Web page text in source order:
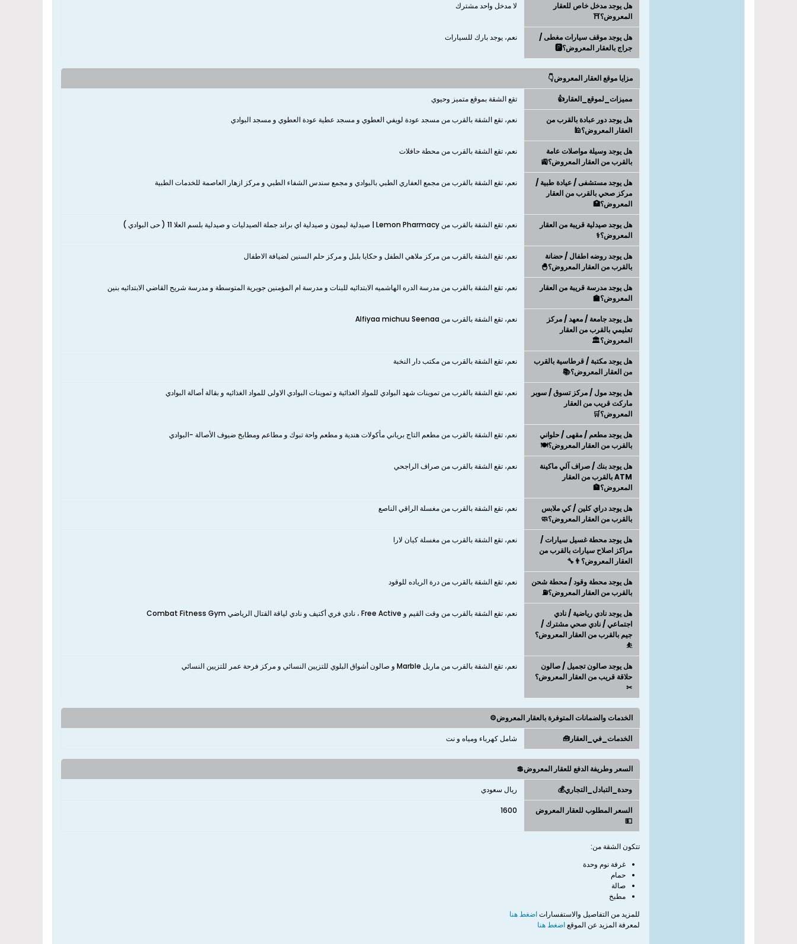
هل يوجد مدخل خاص للعقار
المعروض؟⛩️
لا مدخل واحد مشترك
هل يوجد موقف سيارات مغطى /
جراج بالعقار المعروض؟🅿️
نعم، يوجد بارك للسيارات
مزايا موقع العقار المعروض👇
مميزات_لموقع_العقار👍 تقع الشقة بموقع متميز وحيوي
هل يوجد دور عبادة بالقرب من
العقار المعروض؟🕌
نعم، تقع الشقة بالقرب من مسجد عودة لويفي العطوي و مسجد عطية عودة العطوي و مسجد البوادي
هل يوجد وسيلة مواصلات عامة
بالقرب من العقار المعروض؟🚉
نعم، تقع الشقة بالقرب من محطة حافلات
هل يوجد مستشفى / عيادة طبية /
مركز صحي بالقرب من العقار
المعروض؟🏥
نعم، تقع الشقة بالقرب من مجمع العفاري الطبي بالبوادي و مجمع سندس الشفاء الطبي و مركز ازهار العاصمة للخدمات الطبية
هل يوجد صيدلية قريبة من العقار
المعروض؟⚕️
نعم، تقع الشقة بالقرب من Lemon Pharmacy | صيدلية ليمون و صيدلية اي براند جملة الصيدليات و صيدلية بلسم العلا 11 ( حى البوادي )
هل يوجد روضه اطفال / حضانة
بالقرب من العقار المعروض؟🐣
نعم، تقع الشقة بالقرب من مركز ملاهي الطفل و حكايا بلبل و مركز حلم السنين لضيافة الاطفال
هل يوجد مدرسة قريبة من العقار
المعروض؟🏫
نعم، تقع الشقة بالقرب من مدرسة الدره الهاشميه الابتدائيه للبنات و مدرسة ام المؤمنين جويرية المتوسطة و مدرسة شريح القاضي الابتدائيه بنين
هل يوجد جامعة / معهد / مركز
تعليمي بالقرب من العقار
المعروض؟🏛️
نعم، تقع الشقة بالقرب من Alfiyaa michuu Seenaa
هل يوجد مكتبة / قرطاسية بالقرب
من العقار المعروض؟📚
نعم، تقع الشقة بالقرب من مكتب دار النخبة
هل يوجد مول / مركز تسوق / سوبر
ماركت قريب من العقار
المعروض؟🛒
نعم، تقع الشقة بالقرب من تموينات شهد البوادي للمواد الغذائية و تموينات البوادي الاولى للمواد الغذائيه و بقالة أصالة البوادي
هل يوجد مطعم / مقهى / حلواني
بالقرب من العقار المعروض؟🍽️
نعم، تقع الشقة بالقرب من مطعم التاج برياني مأكولات هندية و مطعم واحة تبوك و مطاعم ومطابخ ضيوف الأصالة -البوادي
هل يوجد بنك / صراف آلي ماكينة
ATM بالقرب من العقار
المعروض؟🏦
نعم، تقع الشقة بالقرب من صراف الراجحي
هل يوجد دراي كلين / كي ملابس
بالقرب من العقار المعروض؟🧼
نعم، تقع الشقة بالقرب من مغسلة الراقي الناصع
هل يوجد محطة غسيل سيارات /
مراكز اصلاح سيارات بالقرب من
العقار المعروض؟👨‍🔧
نعم، تقع الشقة بالقرب من مغسلة كيان لارا
هل يوجد محطة وقود / محطة شحن
بالقرب من العقار المعروض؟⛽
نعم، تقع الشقة بالقرب من درة الرياده للوقود
هل يوجد نادي رياضية / نادي
اجتماعي / نادي صحي مشترك /
جيم بالقرب من العقار المعروض؟
⛹
نعم، تقع الشقة بالقرب من وقت القيم و Free Active ، نادي فري أكتيف و نادي لياقة القتال الرياضي Combat Fitness Gym
هل يوجد صالون تجميل / صالون
حلاقة قريب من العقار المعروض؟
✂
نعم، تقع الشقة بالقرب من ماربل Marble و صالون أشواق البلوي للتزيين النسائي و مركز فرحة عمر للتزيين النسائي
الخدمات والضمانات المتوفرة بالعقار المعروض⚙️
الخدمات_في_العقار🧰 شامل كهرباء ومياه و نت
السعر وطريفة الدفع للعقار المعروض💲
وحدة_التبادل_التجاري💰 ريال سعودي
السعر المطلوب للعقار المعروض
💵
1600
تتكون الشقة من:
غرفة نوم وحدة
حمام
صالة
مطبخ
للمزيد من التفاصيل والاستفساراتاضغط هنا
لمعرفة المزيد عن الموقعاضغط هنا